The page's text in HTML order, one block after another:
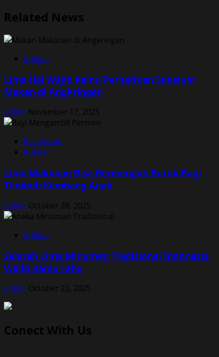
Related News
Kuliner
Lima Hal Wajib Kamu Perhatikan Sebelum
Makan di Angkringan
Editor November 17, 2025
Kesehatan
Kuliner
Lima Makanan Bisa Berdampak Buruk Bagi
Tumbuh Kembang Anak
Editor October 28, 2025
Kuliner
Sejarah Lima Minuman Tradisional Indonesia
Wajib Kamu Tahu
Editor October 22, 2025
Conect With Us